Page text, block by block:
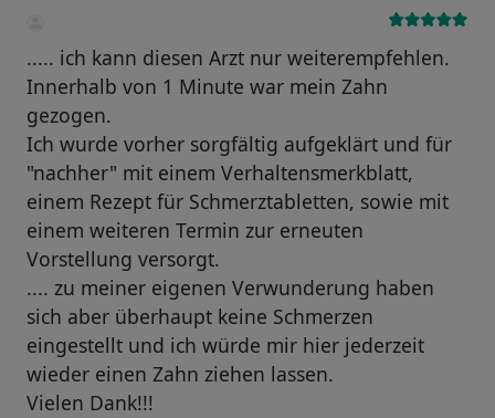
..... ich kann diesen Arzt nur weiterempfehlen.
Innerhalb von 1 Minute war mein Zahn
gezogen.
Ich wurde vorher sorgfältig aufgeklärt und für
"nachher" mit einem Verhaltensmerkblatt,
einem Rezept für Schmerztabletten, sowie mit
einem weiteren Termin zur erneuten
Vorstellung versorgt.
.... zu meiner eigenen Verwunderung haben
sich aber überhaupt keine Schmerzen
eingestellt und ich würde mir hier jederzeit
wieder einen Zahn ziehen lassen.
Vielen Dank!!!